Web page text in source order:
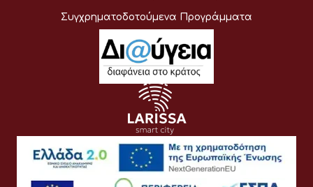
Συγχρηματοδοτούμενα Προγράμματα